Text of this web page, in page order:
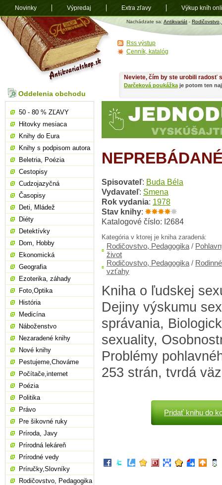
Antikvariát
shop.sk
Nachádzate sa: Antikvariát -
Spisovateľ: Buda Béla
Vydavateľ: Smena
Rok vydania: 1978
Stav knihy:
Katalogové číslo: I2684
Kategória v ktorej je kniha zaradená:
Rodičovstvo, Pedagogika /
život
Rodičovstvo, Pedagogika / Rodinné
vzťahy
Kniha o ľudskej
Dejiny výskumu
správania,
sexuality,
Problémy
253 strán, tvrdá
Pridať knihu do
Neviete, čím by ste urobili radosť
Darčeková poukážka je potom ten
Oddelenia obchodu
50 - 80 % ZĽAVY
Hitovky mesiaca
Knihy do Eura
Knihy s podpisom autora
Beletria, Poézia
Cestopisy
Cudzojazyčná
Časopisy
Deti, Mládež
Diéty
Detektívky
Dom, Hobby
Ekonomická
Geografia
Ezoterika, záhady
Foto,Optika
História
Medicína
Náboženstvo
Nezaradené knihy
Nové knihy
Pestujeme,Chováme
Počítače,internet
Poézia
Politika
Právo
Pre šikovné ruky
Príroda, Javy
Prírodná lekáreň
Prírodné vedy
Príručky,Slovníky
Rodičovstvo, Pedagogika
Rss výstup
Cenník, katalóg
Novinky Výpredaj Extra zľavy Výkup kníh